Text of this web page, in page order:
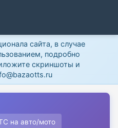
сайта, в случае
подробно
скриншоты и
на авто/мото